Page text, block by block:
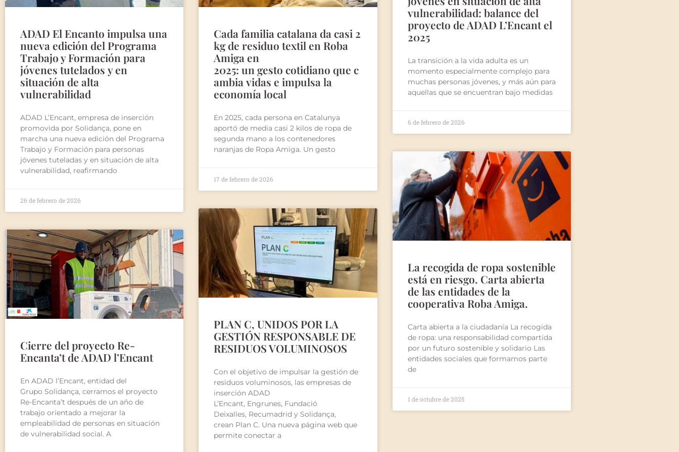
ADAD El Encanto impulsa una
nueva edición del Programa
Trabajo y Formación para
jóvenes tutelados y en
situación de alta
vulnerabilidad
ADAD L’Encant, empresa de inserción
promovida por Solidança, pone en
marcha una nueva edición del Programa
Trabajo y Formación para personas
jóvenes tuteladas y en situación de alta
vulnerabilidad, reafirmando
26 de febrero de 2026
Cada familia catalana da casi 2
kg de residuo textil en Roba
Amiga en
2025: un gesto cotidiano que c
ambia vidas e impulsa la
economía local
En 2025, cada persona en Catalunya
aportó de media casi 2 kilos de ropa de
segunda mano a los contenedores
naranjas de Ropa Amiga. Un gesto
17 de febrero de 2026
vulnerabilidad: balance del
proyecto de ADAD L’Encant el
2025
La transición a la vida adulta es un
momento especialmente complejo para
muchas personas jóvenes, y más aún para
aquellas que se encuentran bajo medidas
6 de febrero de 2026
Cierre del proyecto Re-
Encanta’t de ADAD l’Encant
En ADAD l’Encant, entidad del
Grupo Solidança, cerramos el proyecto
Re-Encanta’t después de un año de
trabajo orientado a mejorar la
empleabilidad de personas en situación
de vulnerabilidad social. A
PLAN C, UNIDOS POR LA
GESTIÓN RESPONSABLE DE
RESIDUOS VOLUMINOSOS
Con el objetivo de impulsar la gestión de
residuos voluminosos, las empresas de
inserción ADAD
L’Encant, Engrunes, Fundació
Deixalles, Recumadrid y Solidança,
crean Plan C. Una nueva página web que
permite conectar a
La recogida de ropa sostenible
está en riesgo. Carta abierta
de las entidades de la
cooperativa Roba Amiga.
Carta abierta a la ciudadanía La recogida
de ropa: una responsabilidad compartida
por un futuro sostenible y solidario Las
entidades sociales que formamos parte
de
1 de octubre de 2025